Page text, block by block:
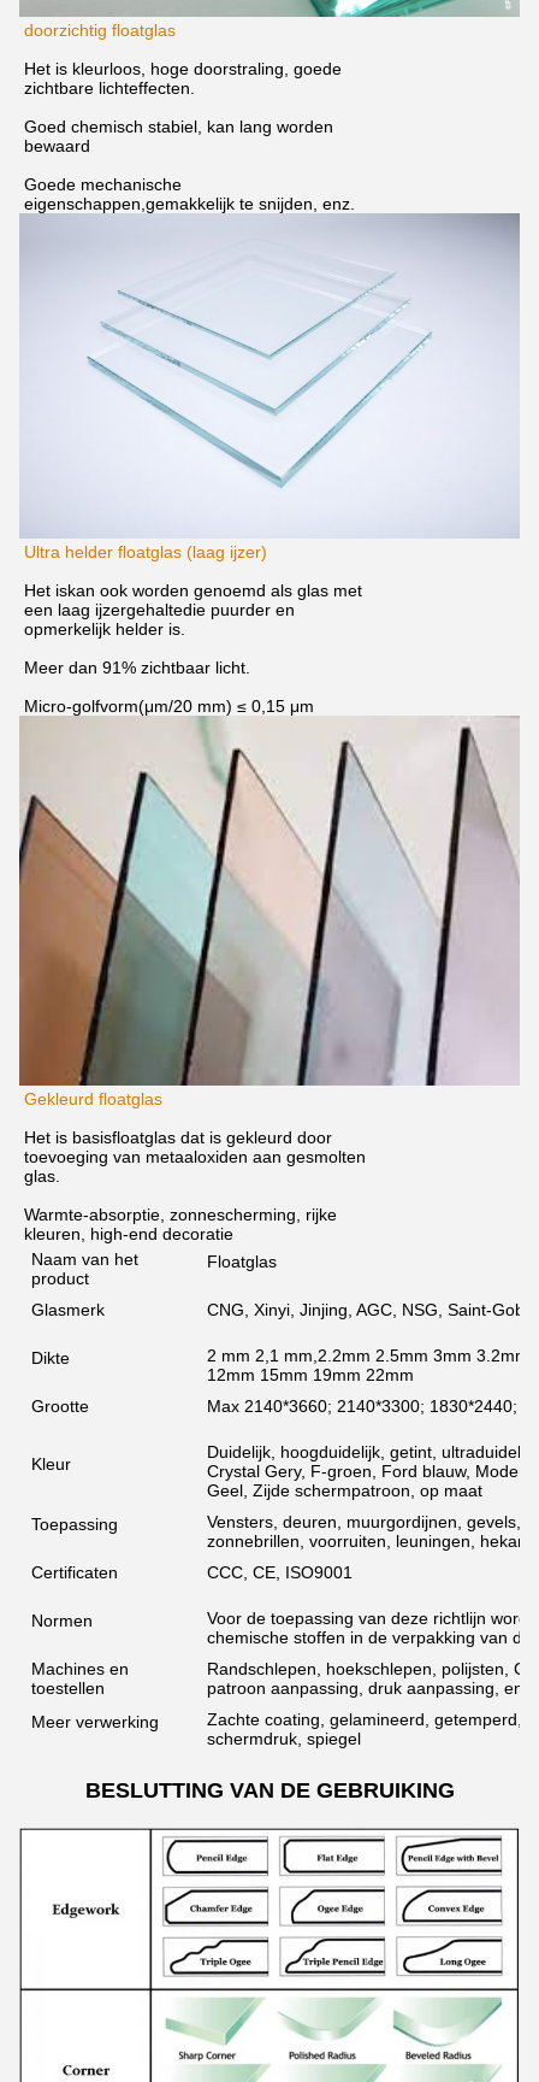
doorzichtig floatglas
Het is kleurloos, hoge doorstraling, goede
zichtbare lichteffecten.
Goed chemisch stabiel, kan lang worden
bewaard
Goede mechanische
eigenschappen,gemakkelijk te snijden, enz.
Ultra helder floatglas (laag ijzer)
Het iskan ook worden genoemd als glas met
een laag ijzergehaltedie puurder en
opmerkelijk helder is.
Meer dan 91% zichtbaar licht.
Micro-golfvorm(μm/20 mm) ≤ 0,15 μm
Gekleurd floatglas
Het is basisfloatglas dat is gekleurd door
toevoeging van metaaloxiden aan gesmolten
glas.
Warmte-absorptie, zonnescherming, rijke
kleuren, high-end decoratie
Naam van het
product
Floatglas
Glasmerk CNG, Xinyi, Jinjing, AGC, NSG, Saint-
Dikte
2 mm 2,1 mm,2.2mm 2.5mm 3mm
12mm 15mm 19mm 22mm
Grootte
Max 2140*3660; 2140*3300; 1830*2440;
Kleur
Duidelijk, hoogduidelijk, getint,
Crystal Gery, F-groen, Ford blauw,
Geel, Zijde schermpatroon, op maat
Toepassing
Vensters, deuren, muurgordijnen, gevels,
zonnebrillen, voorruiten, leuningen,
Certificaten
CCC, CE, ISO9001
Normen
Voor de toepassing van deze richtlijn
chemische stoffen in de verpakking van
Machines en
toestellen
Randschlepen, hoekschlepen, polijsten,
patroon aanpassing, druk aanpassing, enz.
Meer verwerking
Zachte coating, gelamineerd, getemperd,
schermdruk, spiegel
BESLUTTING VAN DE GEBRUIKING